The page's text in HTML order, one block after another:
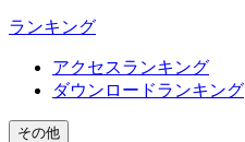
ランキング
アクセスランキング
ダウンロードランキング
その他